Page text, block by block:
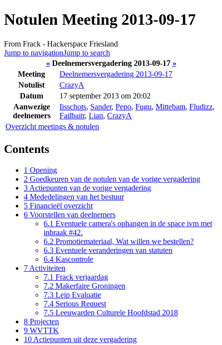
Notulen Meeting 2013-09-17
From Frack - Hackerspace Friesland
Jump to navigationJump to search
«Deelnemersvergadering 2013-09-17 »
Meeting
Deelnemersvergadering 2013-09-17
Notulist
CrazyA
Datum
17 september 2013 om 20:02
Aanwezige
deelnemers
Iisschots, Sander, Pepo, Fugu, Mittebam, Fludizz,
Failbaitr, Lian, CrazyA
Overzicht meetings & notulen
Contents
1 Opening
2 Goedkeuren van de notulen van de vorige vergadering
3 Actiepunten van de vorige vergadering
4 Mededelingen van het bestuur
5 Financieël overzicht
6 Voorstellen van deelnemers
6.1 Eventuele camera's ophangen in de space ivm met
inbraak #42.
6.2 Promotiemateriaal, Wat willen we bestellen?
6.3 Eventuele veranderingen van statuten
6.4 Kascontrole
7 Activiteiten
7.1 Frack verjaardag
7.2 Makerfaire Groningen
7.3 Leip Evaluatie
7.4 Serious Request
7.5 Leeuwarden Culturele Hoofdstad 2018
8 Projecten
9 WVTTK
10 Actiepunten uit deze vergadering